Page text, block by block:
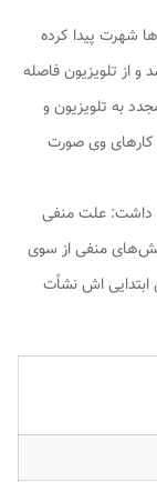
شهرت پیدا کرده
شد و از تلویزیون فاصله
به تلویزیون و
کارهای وی صورت
داشت: علت منفی
منفی از سوی
ابتدایی اش نشاًت